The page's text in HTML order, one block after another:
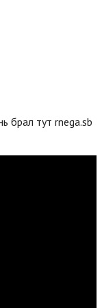
брал тут rnega.sb